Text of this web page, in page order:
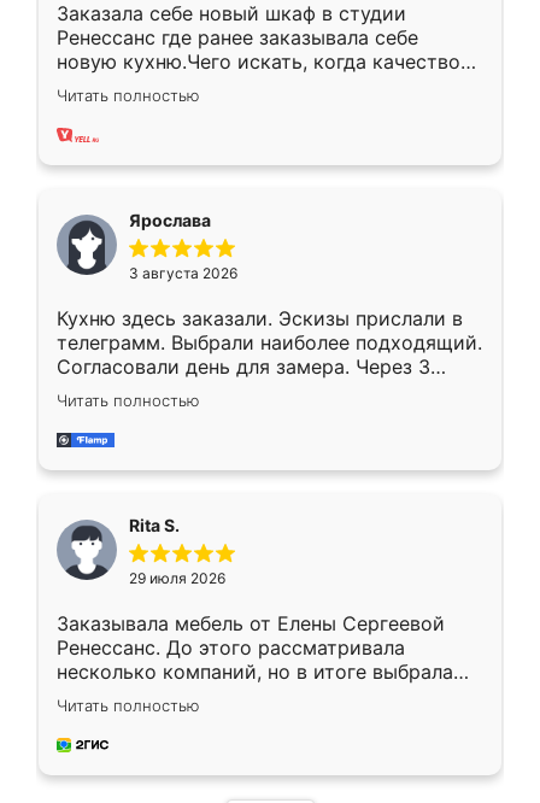
Заказала себе новый шкаф в студии
Ренессанс где ранее заказывала себе
новую кухню.Чего искать, когда качеством
вполне довольна. Служит кухня уже почти
два года, нареканий нет.
Читать полностью
Ярослава
3 августа 2026
Кухню здесь заказали. Эскизы прислали в
телеграмм. Выбрали наиболее подходящий.
Согласовали день для замера. Через 3
недели кухня была уже готова. Остались
довольны работой. Спасибо Ренессанс
мебель за качественную работу!
Читать полностью
Rita S.
29 июля 2026
Заказывала мебель от Елены Сергеевой
Ренессанс. До этого рассматривала
несколько компаний, но в итоге выбрала
эту. Сначала обговорили условия, потом
приехал замерщик, всё спокойно объяснил
и снял размеры. Изготовили в срок, с
Читать полностью